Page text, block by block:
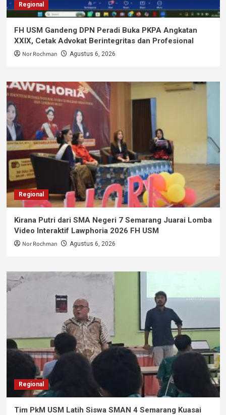
Regional
FH USM Gandeng DPN Peradi Buka PKPA Angkatan
XXIX, Cetak Advokat Berintegritas dan Profesional
Nor Rochman Agustus 6, 2026
Regional
Kirana Putri dari SMA Negeri 7 Semarang Juarai Lomba
Video Interaktif Lawphoria 2026 FH USM
Nor Rochman Agustus 6, 2026
Regional
Tim PkM USM Latih Siswa SMAN 4 Semarang Kuasai